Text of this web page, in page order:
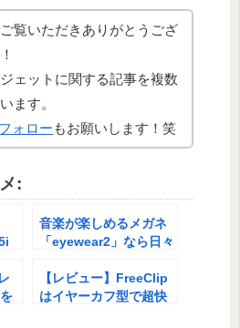
覧いただきありがとうござ
ェットに関する記事を複数
ます。
ォロー もお願いします！笑
:
音楽が楽しめるメガネ
「eyewear2」なら日々
れます
【レビュー】FreeClip
はイヤーカフ型で超快